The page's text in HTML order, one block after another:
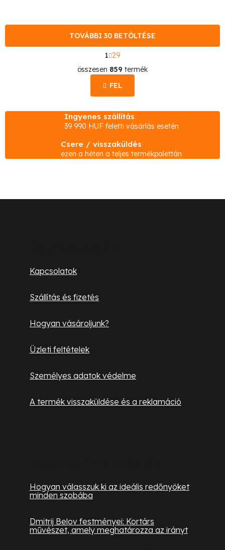
L
i
s
t
a
r
á
í
TOVÁBBI 30 BETÖLTÉSE
L
a
p
o
z
1 29
összesen 859 termék
FEL
Ingyenes szállítás
39 990 HUF feletti vásárlás esetén
Csere / visszaküldés
ezen a héten a teljes termékpalettán
Kapcsolatok
Szállítás és fizetés
Hogyan vásároljunk?
Üzleti feltételek
Személyes adatok védelme
A termék visszaküldése és a reklamáció
Hogyan válasszuk ki az ideális redőnyöket
minden szobába
Dmitrij Belov festményei: Kortárs
művészet, amely meghatározza az irányt